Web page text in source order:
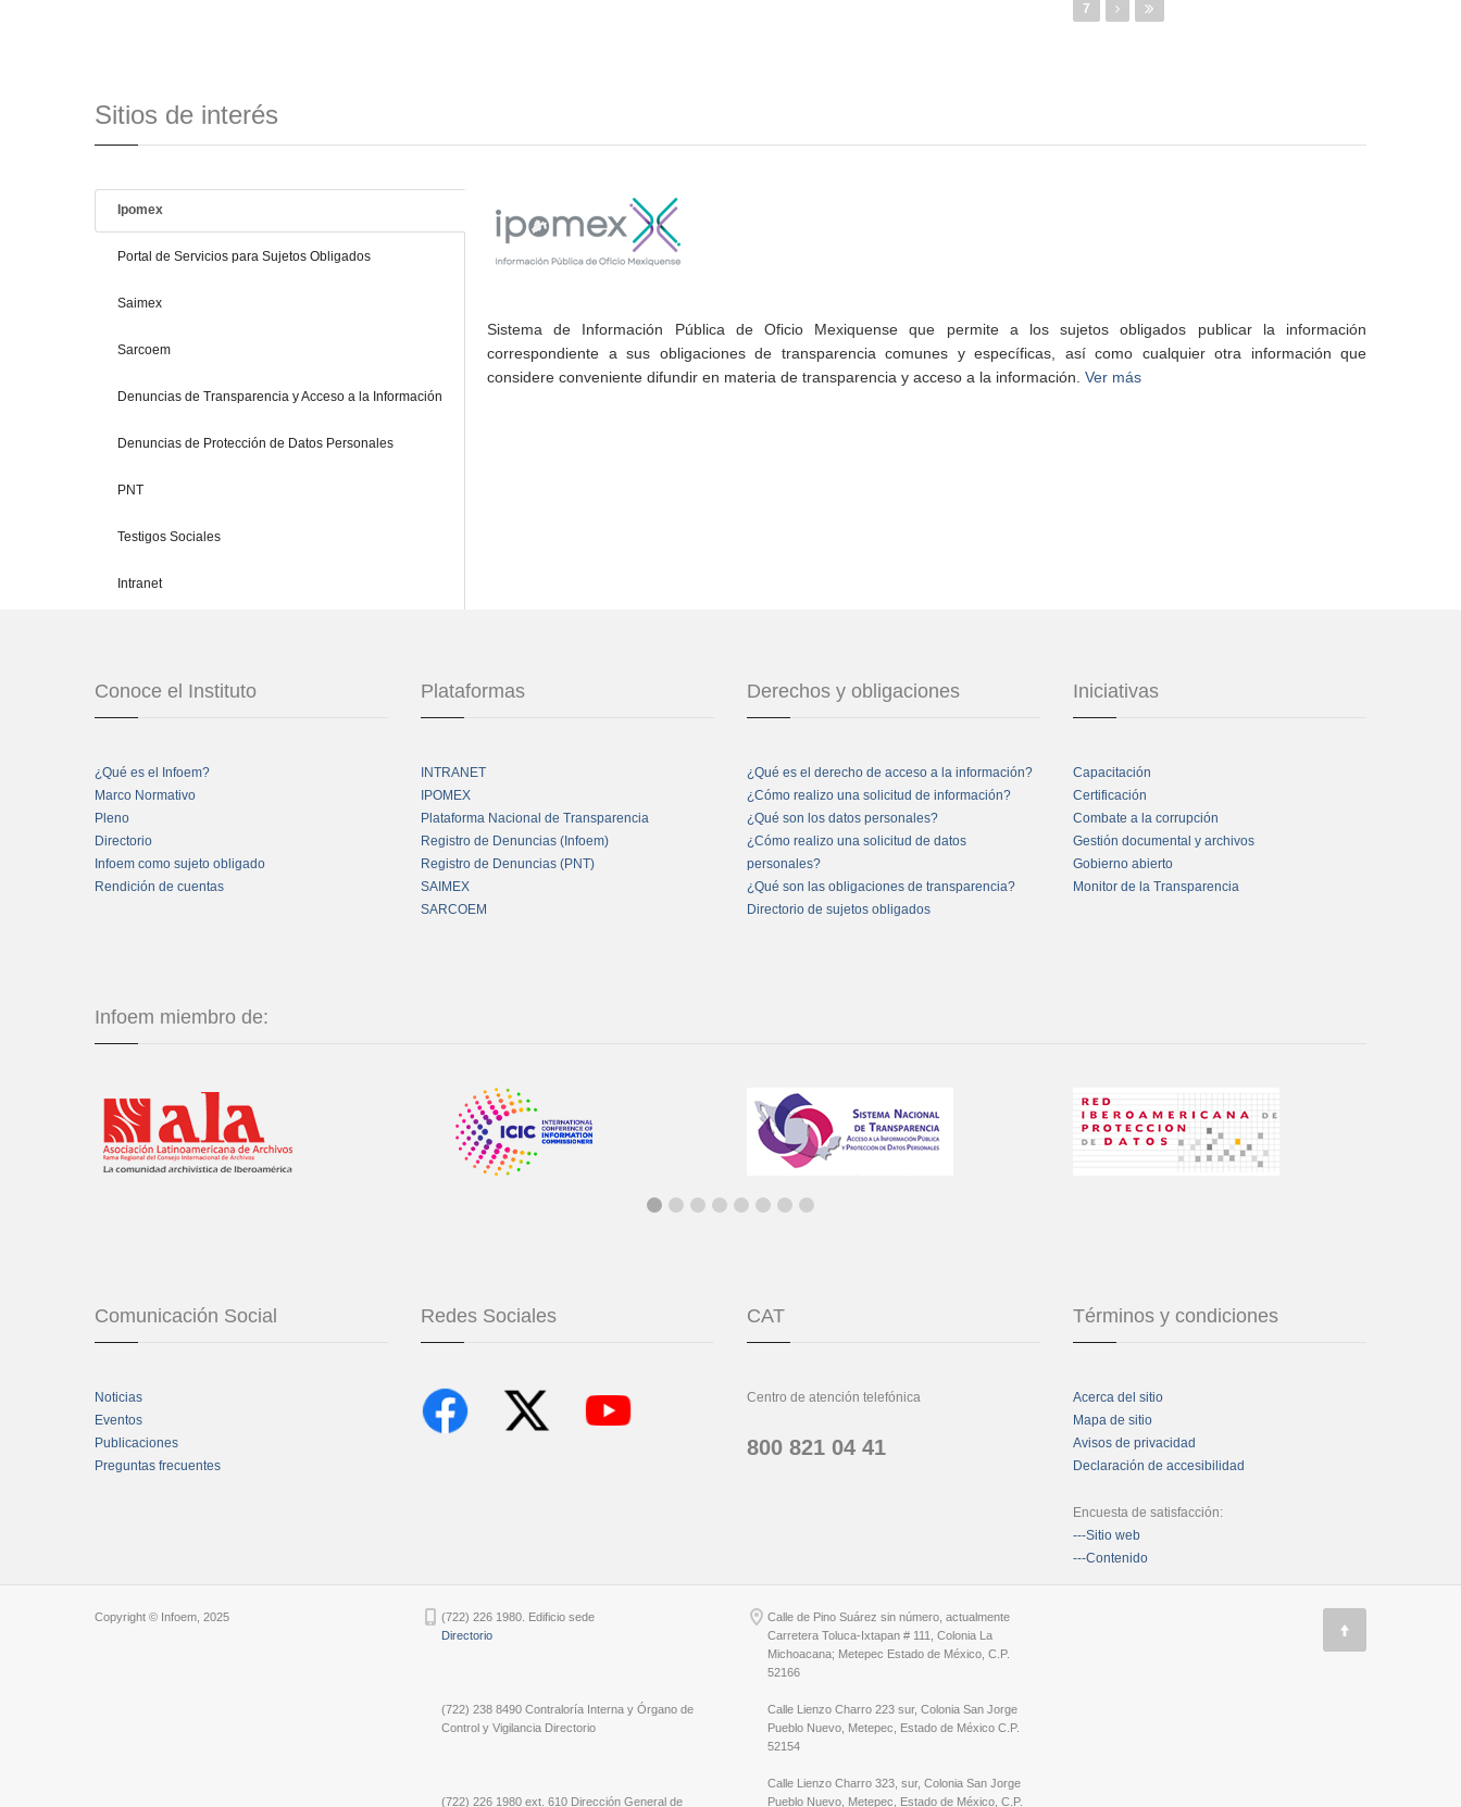
7
Sitios de interés
Ipomex
Portal de Servicios para Sujetos Obligados
Saimex
Sarcoem
Denuncias de Transparencia y Acceso a la Información
Denuncias de Protección de Datos Personales
PNT
Testigos Sociales
Intranet
Sistema de Información Pública de Oficio Mexiquense que permite a los sujetos obligados publicar la información
correspondiente a sus obligaciones de transparencia comunes y específicas, así como cualquier otra información que
considere conveniente difundir en materia de transparencia y acceso a la información. Ver más
Conoce el Instituto
¿Qué es el Infoem?
Marco Normativo
Pleno
Directorio
Infoem como sujeto obligado
Rendición de cuentas
Plataformas
INTRANET
IPOMEX
Plataforma Nacional de Transparencia
Registro de Denuncias (Infoem)
Registro de Denuncias (PNT)
SAIMEX
SARCOEM
Derechos y obligaciones
¿Qué es el derecho de acceso a la información?
¿Cómo realizo una solicitud de información?
¿Qué son los datos personales?
¿Cómo realizo una solicitud de datos
personales?
¿Qué son las obligaciones de transparencia?
Directorio de sujetos obligados
Iniciativas
Capacitación
Certificación
Combate a la corrupción
Gestión documental y archivos
Gobierno abierto
Monitor de la Transparencia
Infoem miembro de:
Comunicación Social
Noticias
Eventos
Publicaciones
Preguntas frecuentes
Redes Sociales CAT
Centro de atención telefónica
800 821 04 41
Términos y condiciones
Acerca del sitio
Mapa de sitio
Avisos de privacidad
Declaración de accesibilidad
Encuesta de satisfacción:
---Sitio web
---Contenido
Copyright © Infoem, 2025
(722) 226 1980. Edificio sede
Directorio
(722) 238 8490 Contraloría Interna y Órgano de
Control y Vigilancia Directorio
(722) 226 1980 ext. 610 Dirección General de
Calle de Pino Suárez sin número, actualmente
Carretera Toluca-Ixtapan # 111, Colonia La
Michoacana; Metepec Estado de México, C.P.
52166
Calle Lienzo Charro 223 sur, Colonia San Jorge
Pueblo Nuevo, Metepec, Estado de México C.P.
52154
Calle Lienzo Charro 323, sur, Colonia San Jorge
Pueblo Nuevo, Metepec, Estado de México, C.P.